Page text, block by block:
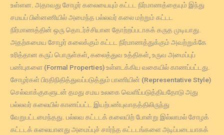
உள்ளன. அதாவது சோழர் கலையையும் கட்டட நிர்மாணத்தையும் இந்து
சமயப் பின்னணியில் அமைந்த பல்லவர் கலை மற்றும் கட்டட
நிர்மாணத்தின் ஒரு தொடர்ச்சியான தோற்றப்படாகக் கருத முடியாது.
அதற்கமைய சோழர் கலைக்கும் கட்டட நிர்மாணத்துக்கும் அவற்றுக்கே
உரித்தான கருப் பொருள்கள், கலைத்துவ உத்திகள், உருவ அமைப்புப்
பண்புகளை (Formal Properties) உள்ளடக்கிய வகையில் காணப்பட்டது.
சோழர்கள் பிரதிநிதித்துவப்படுத்தும் பாணியின் (Representative Style)
செல்வாக்குகளுடன் தமது சமய உலகை வெளிப்படுத்தியதோடு அது
பல்லவர் கலையில் காணப்பட்ட இயற்பண்புவாதத்திலிருந்து
வேறுபட்டமைந்தது. பல்லவ கட்டடக் கலையிற் போன்று இல்லாமல் சோழக்
கட்டடக் கலையானது அமைப்புச் சார்ந்த கட்டடங்களை அடிப்படையாகக்